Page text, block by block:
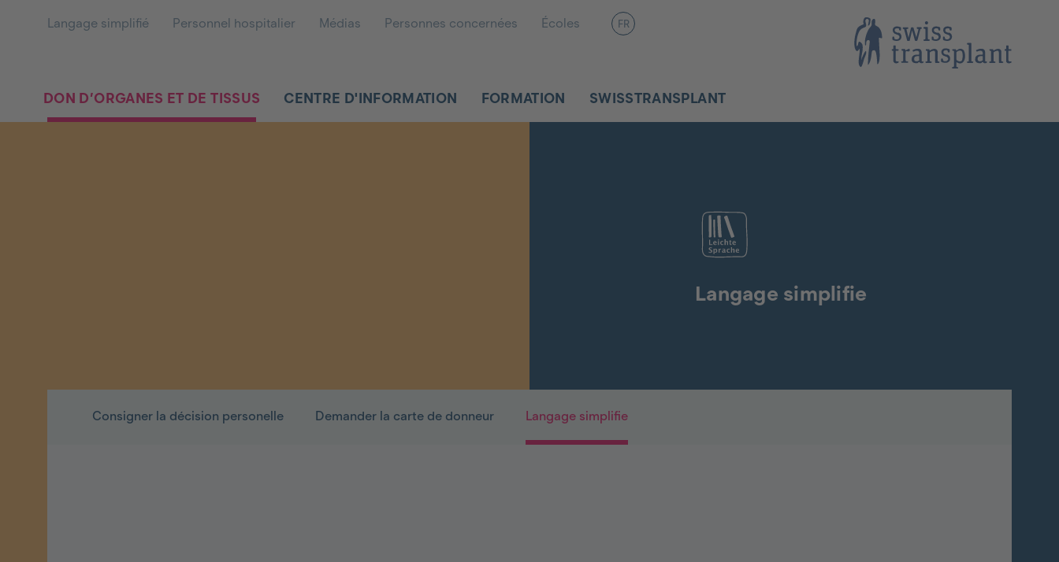
Langage simplifié Personnel hospitalier Médias Personnes concernées Écoles FR
DON D’ORGANES ET DE TISSUS CENTRE D'INFORMATION FORMATION SWISSTRANSPLANT
Langage simplifie
Consigner la décision personelle Demander la carte de donneur Langage simplifie